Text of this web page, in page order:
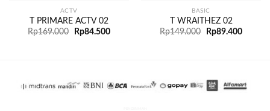
ACTV
T PRIMARE ACTV 02
Rp169.000 Rp84.500
BASIC
T WRAITHEZ 02
Rp149.000 Rp89.400